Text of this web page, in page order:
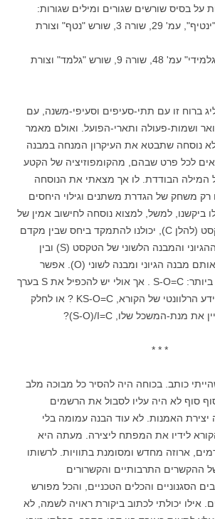
2א' – בפעלים ("ינטיף", עמ' 29, שורה 3, שורש "נטף" וצורת
2ב' – בשמות ("גלמידי" עמ' 48, שורה 9, שורש "גלמד" וצורת
ברוח זו עם תתי-סעיפים וסעיפי-משנה, עם
ושמות-פעולה ותארי-הפועל. ואולם מאמר
נוסחה שתבטא את העיקרון המנחה במבנה
לכל פרט שבהם, מהקומפוזיציה של הקטע
הבודדת. לו אך מצאתי את הנוסחה
משחק של הגדרת משתנים וגילוי היחסים
ביקשנו, למשל, למצוא נוסחה לחישוב אמין של
מידת בהירותו של טקסט (להלן C), יכולנו להתמקד ביחס שבין מקדם
התקניות של המבנה ההגיוני והמבנה הלשוני של הטקסט (S) ובין
מקדם המקוריות של אותם מבנה הגיוני ומבנה לשוני (O). אפשר
להציע נוסחה פשוטה ביותר: S-O=C . אך אולי יש להכפיל את S בערך
K המציין את היקף הידע הרלוונטי של הקורא, KS-O=C ? או לחלק
* * *
כותב. בכוחה היה להסיר כל מבוכה מלב
סוף לא היה עליו לסבול את הרשמים
יצירת האמנות. לא עוד הבנה עמומה בלי
לידיו את המפתח ליצירה. מעתה היא
ארוזה מחדש ומסומנת בתוויות. לרשותו
ההקשרים התרבותיים והקשרורים
הסגנוניים והכלים הטכניים, והכל מפורש
אילו יכולתי לכתוב ביקורת ראויה לשמה, לא